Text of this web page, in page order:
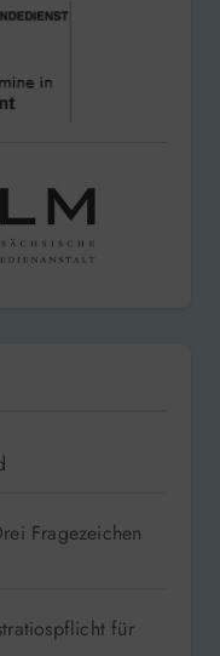
Fragezeichen
für